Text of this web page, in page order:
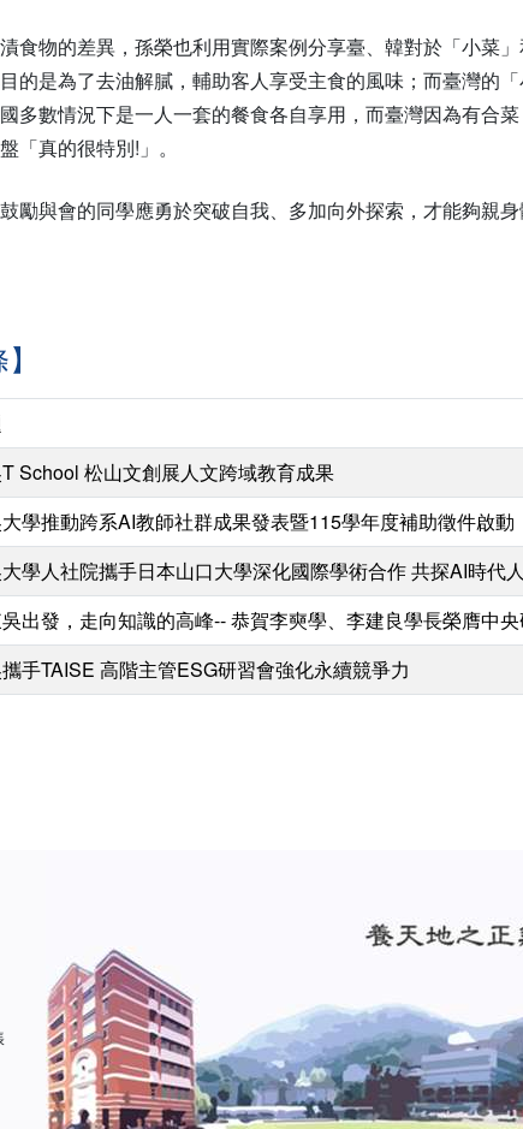
食物的差異，孫榮也利用實際案例分享臺、韓對於「小菜
的是為了去油解膩，輔助客人享受主食的風味；而臺灣的
多數情況下是一人一套的餐食各自享用，而臺灣因為有合
「真的很特別!」。
勵與會的同學應勇於突破自我、多加向外探索，才能夠親
School 松山文創展人文跨域教育成果
學推動跨系AI教師社群成果發表暨115學年度補助徵件啟動
學人社院攜手日本山口大學深化國際學術合作 共探AI時代
出發，走向知識的高峰-- 恭賀李奭學、李建良學長榮膺中
手TAISE 高階主管ESG研習會強化永續競爭力